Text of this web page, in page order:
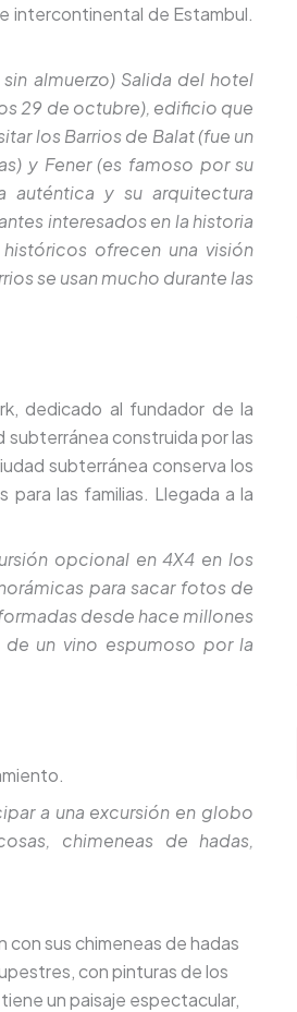
intercontinental de Estambul.
sin almuerzo) Salida del hotel
29 de octubre), edificio que
los Barrios de Balat (fue un
y Fener (es famoso por su
auténtica y su arquitectura
interesados en la historia
ofrecen una visión
se usan mucho durante las
dedicado al fundador de la
subterránea construida por las
subterránea conserva los
para las familias. Llegada a la
opcional en 4X4 en los
para sacar fotos de
desde hace millones
de un vino espumoso por la
a una excursión en globo
chimeneas de hadas,
sus chimeneas de hadas
con pinturas de los
un paisaje espectacular,